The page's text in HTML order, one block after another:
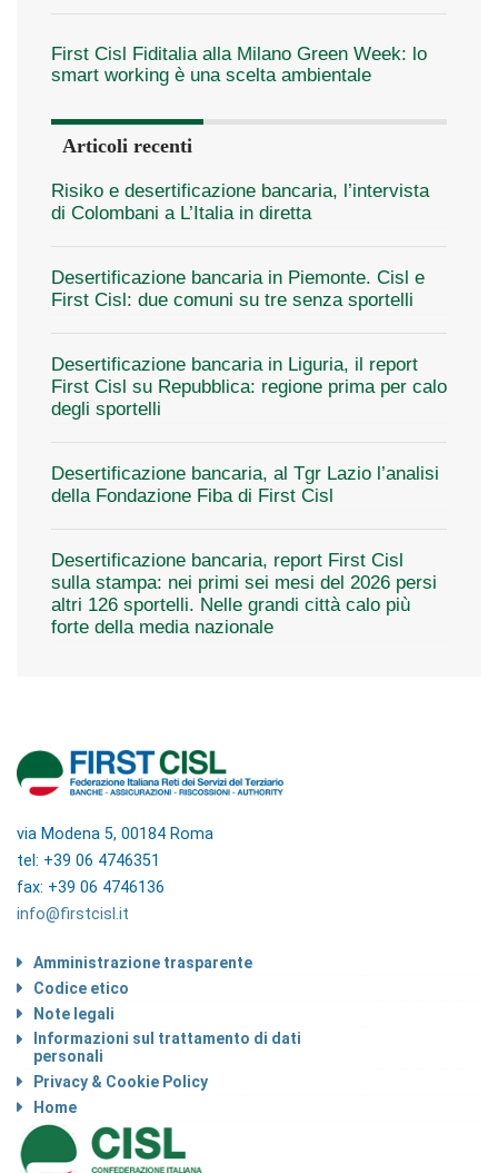
First Cisl Fiditalia alla Milano Green Week: lo
smart working è una scelta ambientale
Articoli recenti
Risiko e desertificazione bancaria, l’intervista
di Colombani a L’Italia in diretta
Desertificazione bancaria in Piemonte. Cisl e
First Cisl: due comuni su tre senza sportelli
Desertificazione bancaria in Liguria, il report
First Cisl su Repubblica: regione prima per calo
degli sportelli
Desertificazione bancaria, al Tgr Lazio l’analisi
della Fondazione Fiba di First Cisl
Desertificazione bancaria, report First Cisl
sulla stampa: nei primi sei mesi del 2026 persi
altri 126 sportelli. Nelle grandi città calo più
forte della media nazionale
via Modena 5, 00184 Roma
tel: +39 06 4746351
fax: +39 06 4746136
info@firstcisl.it
Amministrazione trasparente
Codice etico
Note legali
Informazioni sul trattamento di dati
personali
Privacy & Cookie Policy
Home